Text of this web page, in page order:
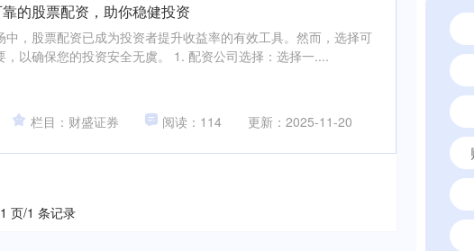
的股票配资，助你稳健投资
，股票配资已成为投资者提升收益率的有效工具。然而，选择可
以确保您的投资安全无虞。 1. 配资公司选择：选择一....
栏目：财盛证券 阅读：114 更新：2025-11-20
页/1 条记录